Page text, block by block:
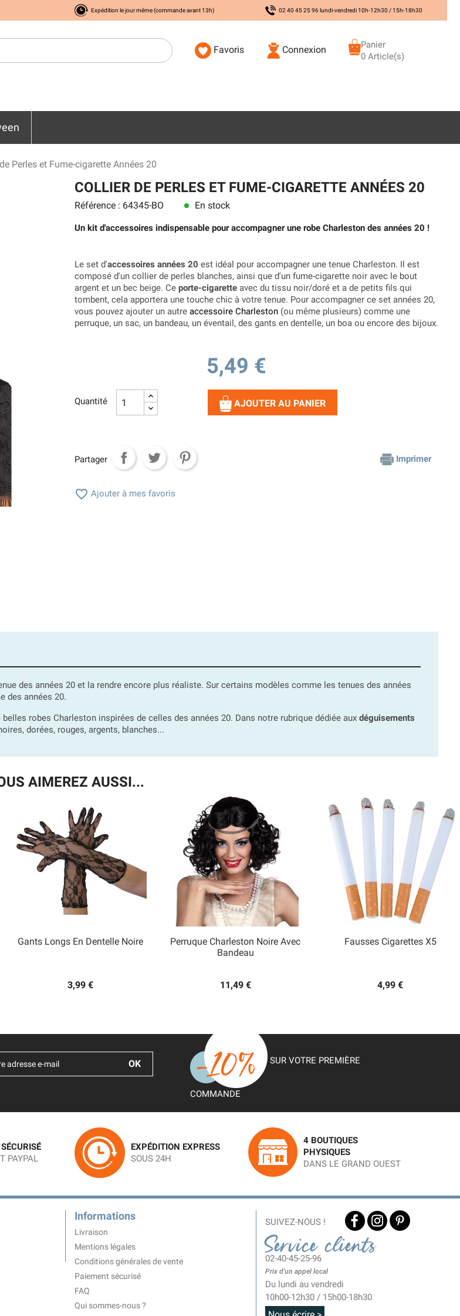
Expédition le jour même (commande avant 13h) 02 40 45 25 96 lundi-vendredi 10h-12h30 / 15h-18h30
Favoris Connexion
Panier
0 Article(s)
Perles et Fume-cigarette Années 20
COLLIER DE PERLES ET FUME-CIGARETTE ANNÉES 20
Référence : 64345-BO lens En stock
Un kit d'accessoires indispensable pour accompagner une robe Charleston des années 20 !
Le set d'accessoires années 20 est idéal pour accompagner une tenue Charleston. Il est
composé d'un collier de perles blanches, ainsi que d'un fume-cigarette noir avec le bout
argent et un bec beige. Ce porte-cigarette avec du tissu noir/doré et a de petits fils qui
tombent, cela apportera une touche chic à votre tenue. Pour accompagner ce set années 20,
vous pouvez ajouter un autre accessoire Charleston (ou même plusieurs) comme une
perruque, un sac, un bandeau, un éventail, des gants en dentelle, un boa ou encore des bijoux.
5,49 €
Quantité AJOUTER AU PANIER
Partager Imprimer
 Ajouter à mes favoris
des années 20 et la rendre encore plus réaliste. Sur certains modèles comme les tenues des années
des années 20.
robes Charleston inspirées de celles des années 20. Dans notre rubrique dédiée aux déguisements
dorées, rouges, argents, blanches...
AIMEREZ AUSSI...
Gants Longs En Dentelle Noire
3,99 €
Perruque Charleston Noire Avec
Bandeau
11,49 €
Aperçu rapide
Fausses Cigarettes X5
4,99 €
SUR VOTRE PREMIÈRE
COMMANDE
PAYPAL
EXPÉDITION EXPRESS
SOUS 24H
4 BOUTIQUES
PHYSIQUES
DANS LE GRAND OUEST
Informations
Livraison
Mentions légales
Conditions générales de vente
Paiement sécurisé
FAQ
Qui sommes-nous ?
SUIVEZ-NOUS !
Service clients
02-40-45-25-96
Prix d'un appel local
Du lundi au vendredi
10h00-12h30 / 15h00-18h30